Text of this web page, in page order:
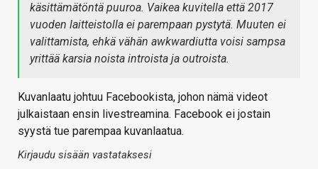
käsittämätöntä puuroa. Vaikea kuvitella että 2017
vuoden laitteistolla ei parempaan pystytä. Muuten ei
valittamista, ehkä vähän awkwardiutta voisi sampsa
yrittää karsia noista introista ja outroista.
Kuvanlaatu johtuu Facebookista, johon nämä videot
julkaistaan ensin livestreamina. Facebook ei jostain
syystä tue parempaa kuvanlaatua.
Kirjaudu sisään vastataksesi